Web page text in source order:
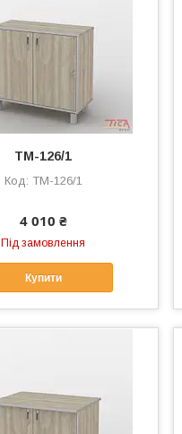
ТМ-126/1
ТМ-126/1
4 010 ₴
Під замовлення
Купити